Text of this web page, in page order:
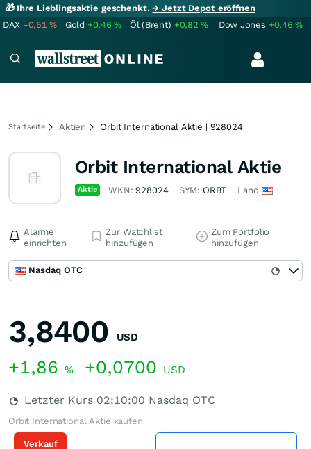
🎁 Ihre Lieblingsaktie geschenkt.→ Jetzt Depot eröffnen
DAX -0,51% Gold +0,46% Öl (Brent) +0,82% Dow Jones +0,46%
Startseite Aktien Orbit International Aktie | 928024
Orbit International Aktie
Aktie WKN:928024 SYM: ORBT Land
Alarme
einrichten
Zur Watchlist
hinzufügen
Zum Portfolio
hinzufügen
Nasdaq OTC
3,8400 USD
+1,86 % +0,0700 USD
Letzter Kurs 02:10:00 Nasdaq OTC
Orbit International Aktie kaufen
Verkauf